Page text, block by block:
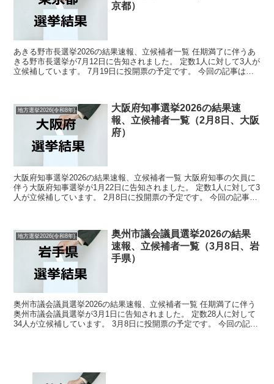
京都）
あきる野市長選挙2026の結果速報、立候補者一覧 任期満了に伴うあ
きる野市長選挙が7月12日に告知されました。 定数1人に対して3人が
立候補しています。 7月19日に投開票の予定です。 今回の記事はこ
地方選挙2026(令和8年)
大阪府知事選挙2026の結果速
報、立候補者一覧（2月8日、大阪
府）
大阪府知事選挙2026の結果速報、立候補者一覧 大阪府知事の欠員に
伴う大阪府知事選挙が1月22日に告知されました。 定数1人に対して3
人が立候補しています。 2月8日に投開票の予定です。 今回の記事は
地方選挙2026(令和8年)
奥州市議会議員選挙2026の結果
速報、立候補者一覧（3月8日、岩
手県）
奥州市議会議員選挙2026の結果速報、立候補者一覧 任期満了に伴う
奥州市議会議員選挙が3月1日に告知されました。 定数28人に対して
34人が立候補しています。 3月8日に投開票の予定です。 今回の記事